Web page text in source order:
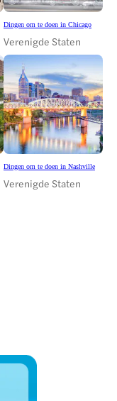
Dingen om te doen in Chicago
Verenigde Staten
Dingen om te doen in Nashville
Verenigde Staten